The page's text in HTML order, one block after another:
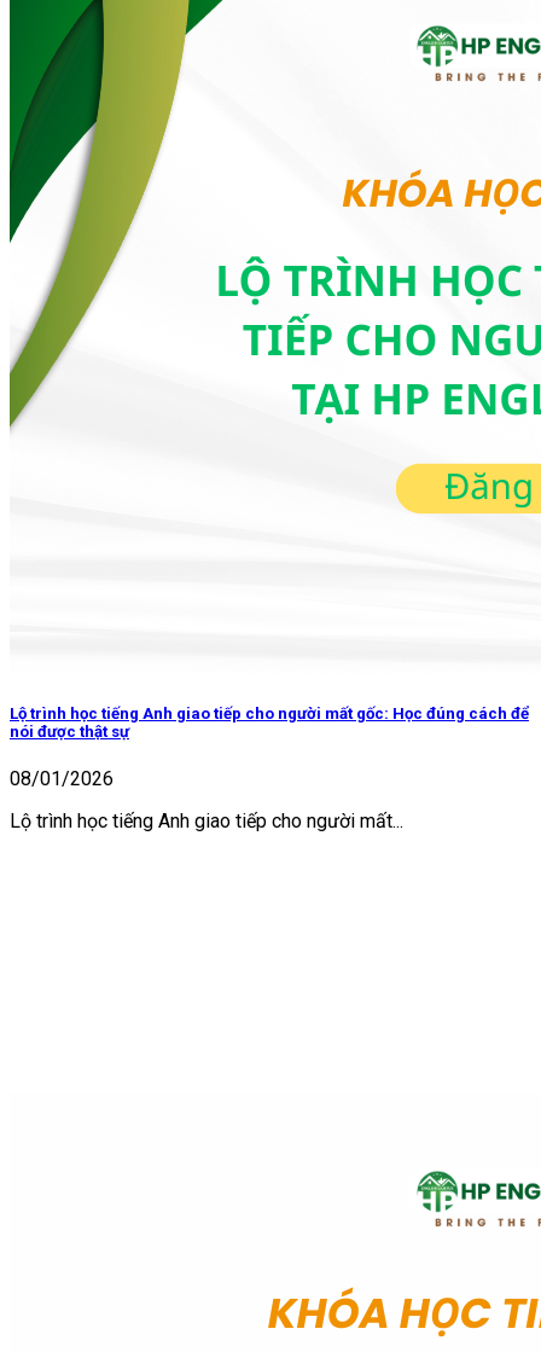
Lộ trình học tiếng Anh giao tiếp cho người mất gốc: Học đúng cách để
nói được thật sự
08/01/2026
Lộ trình học tiếng Anh giao tiếp cho người mất...